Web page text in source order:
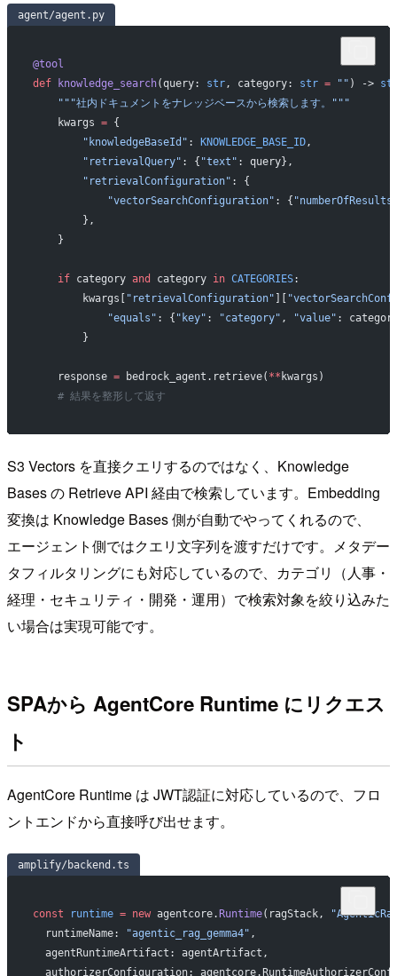
agent/agent.py
@tool
def knowledge_search(query: str, category: str = "" ) ->
    """社内ドキュメントをナレッジベースから検索します。"""
    kwargs
= {
        "knowledgeBaseId"
: KNOWLEDGE_BASE_ID,
        "retrievalQuery"
: { "text" : query},
        "retrievalConfiguration"
: {
            "vectorSearchConfiguration"
: {
        },
    }
    if
category and category in CATEGORIES:
        kwargs[
"retrievalConfiguration" ][
            "equals"
: { "key" : "category" , "value" :
        }
    response
= bedrock_agent.retrieve( ** kwargs)
    # 結果を整形して返す
S3 Vectors を直接クエリするのではなく、Knowledge
Bases の Retrieve API 経由で検索しています。Embedding
変換は Knowledge Bases 側が自動でやってくれるので、
エージェント側ではクエリ文字列を渡すだけです。メタデー
タフィルタリングにも対応しているので、カテゴリ（人事・
経理・セキュリティ・開発・運用）で検索対象を絞り込みた
い場合は実現可能です。
SPAから AgentCore Runtime にリクエス
ト
AgentCore Runtime は JWT認証に対応しているので、フロ
ントエンドから直接呼び出せます。
amplify/backend.ts
const runtime = new agentcore. Runtime(ragStack,
  runtimeName:
"agentic_rag_gemma4" ,
  agentRuntimeArtifact: agentArtifact,
authorizerConfiguration: